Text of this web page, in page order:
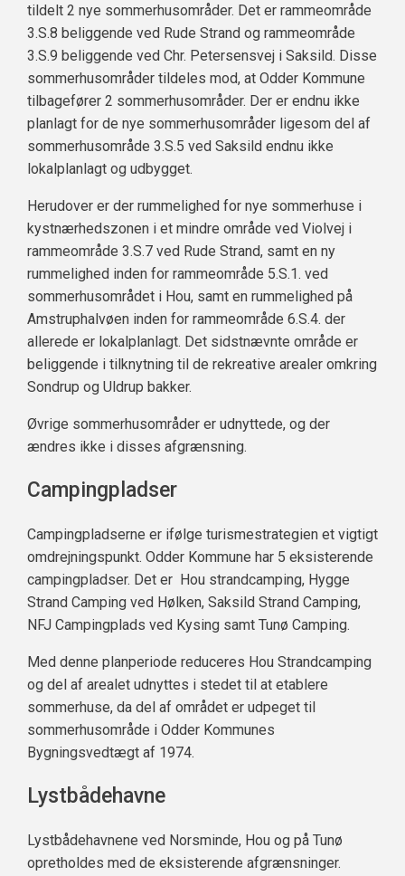
tildelt 2 nye sommerhusområder. Det er rammeområde
3.S.8 beliggende ved Rude Strand og rammeområde
3.S.9 beliggende ved Chr. Petersensvej i Saksild. Disse
sommerhusområder tildeles mod, at Odder Kommune
tilbagefører 2 sommerhusområder. Der er endnu ikke
planlagt for de nye sommerhusområder ligesom del af
sommerhusområde 3.S.5 ved Saksild endnu ikke
lokalplanlagt og udbygget.
Herudover er der rummelighed for nye sommerhuse i
kystnærhedszonen i et mindre område ved Violvej i
rammeområde 3.S.7 ved Rude Strand, samt en ny
rummelighed inden for rammeområde 5.S.1. ved
sommerhusområdet i Hou, samt en rummelighed på
Amstruphalvøen inden for rammeområde 6.S.4. der
allerede er lokalplanlagt. Det sidstnævnte område er
beliggende i tilknytning til de rekreative arealer omkring
Sondrup og Uldrup bakker.
Øvrige sommerhusområder er udnyttede, og der
ændres ikke i disses afgrænsning.
Campingpladser
Campingpladserne er ifølge turismestrategien et vigtigt
omdrejningspunkt. Odder Kommune har 5 eksisterende
campingpladser. Det er Hou strandcamping, Hygge
Strand Camping ved Hølken, Saksild Strand Camping,
NFJ Campingplads ved Kysing samt Tunø Camping.
Med denne planperiode reduceres Hou Strandcamping
og del af arealet udnyttes i stedet til at etablere
sommerhuse, da del af området er udpeget til
sommerhusområde i Odder Kommunes
Bygningsvedtægt af 1974.
Lystbådehavne
Lystbådehavnene ved Norsminde, Hou og på Tunø
opretholdes med de eksisterende afgrænsninger.